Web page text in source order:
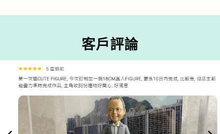
客戶評論